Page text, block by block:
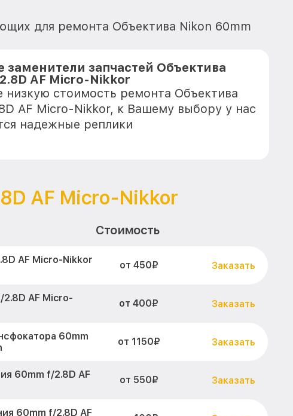
для ремонта Объектива Nikon 60mm
заменители запчастей Объектива
AF Micro-Nikkor
низкую стоимость ремонта Объектива
AF Micro-Nikkor, к Вашему выбору у нас
надежные реплики
AF Micro-Nikkor
Стоимость
AF Micro-Nikkor
от 450₽ Заказать
AF Micro-
от 400₽ Заказать
60mm
от 1150₽ Заказать
60mm f/2.8D AF
от 550₽ Заказать
60mm f/2.8D AF